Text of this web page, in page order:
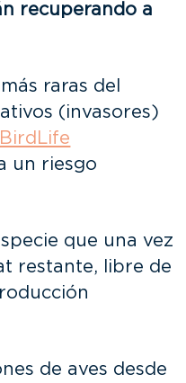
recuperando a
raras del
(invasores)
BirdLife
un riesgo
que una vez
restante, libre de
de aves desde